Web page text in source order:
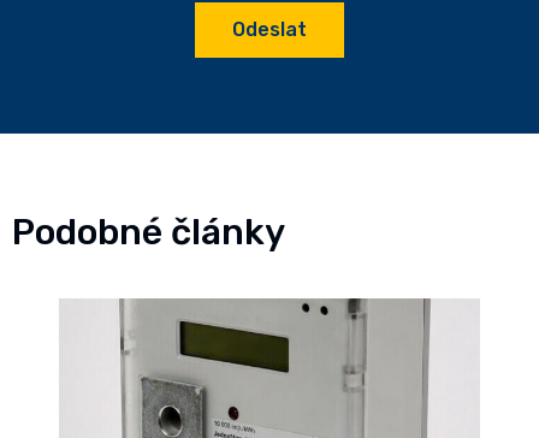
Odeslat
Podobné články